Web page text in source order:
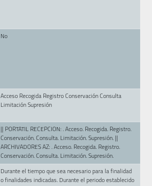
No
Acceso Recogida Registro Conservación Consulta
Limitación Supresión
|| PORTATIL RECEPCION: . Acceso. Recogida. Registro.
Conservación. Consulta. Limitación. Supresión. ||
ARCHIVADORES AZ: . Acceso. Recogida. Registro.
Conservación. Consulta. Limitación. Supresión.
Durante el tiempo que sea necesario para la finalidad
o finalidades indicadas. Durante el periodo establecido